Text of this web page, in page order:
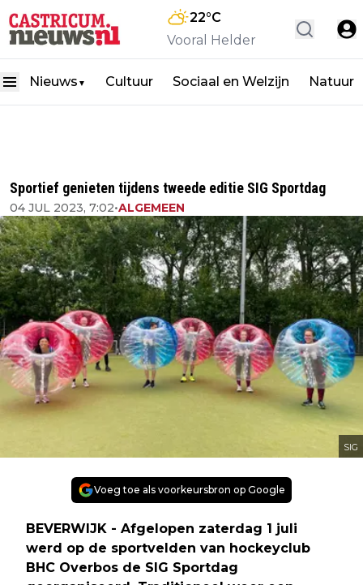
22°C
Vooral Helder
Nieuws ▼ Cultuur Sociaal en Welzijn Natuur
Sportief genieten tijdens tweede editie SIG Sportdag
04 JUL 2023, 7:02•ALGEMEEN
SIG
Voeg toe als voorkeursbron op Google
BEVERWIJK - Afgelopen zaterdag 1 juli
werd op de sportvelden van hockeyclub
BHC Overbos de SIG Sportdag